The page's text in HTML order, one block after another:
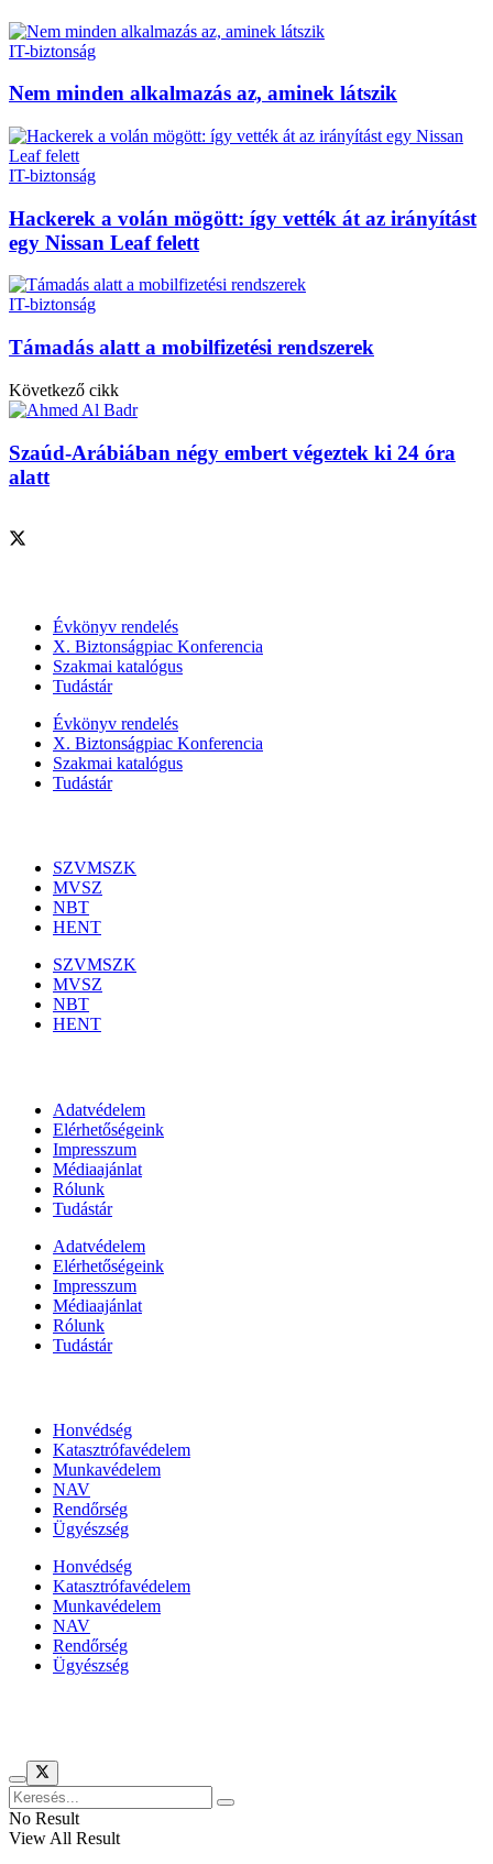
IT-biztonság
Nem minden alkalmazás az, aminek látszik
IT-biztonság
Hackerek a volán mögött: így vették át az irányítást
egy Nissan Leaf felett
IT-biztonság
Támadás alatt a mobilfizetési rendszerek
Következő cikk
Szaúd-Arábiában négy embert végeztek ki 24 óra
alatt
Évkönyv rendelés
X. Biztonságpiac Konferencia
Szakmai katalógus
Tudástár
Évkönyv rendelés
X. Biztonságpiac Konferencia
Szakmai katalógus
Tudástár
SZVMSZK
MVSZ
NBT
HENT
SZVMSZK
MVSZ
NBT
HENT
Adatvédelem
Elérhetőségeink
Impresszum
Médiaajánlat
Rólunk
Tudástár
Adatvédelem
Elérhetőségeink
Impresszum
Médiaajánlat
Rólunk
Tudástár
Honvédség
Katasztrófavédelem
Munkavédelem
NAV
Rendőrség
Ügyészség
Honvédség
Katasztrófavédelem
Munkavédelem
NAV
Rendőrség
Ügyészség
No Result
View All Result